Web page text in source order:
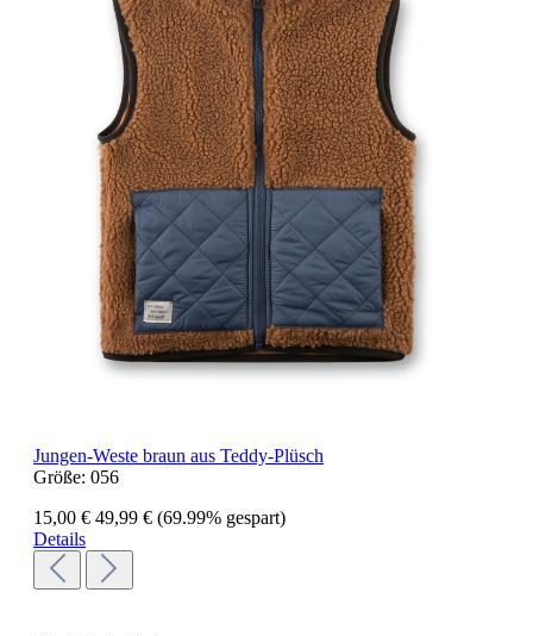
Jungen-Weste braun aus Teddy-Plüsch
Größe: 056
15,00 € 49,99 € (69.99% gespart)
Details